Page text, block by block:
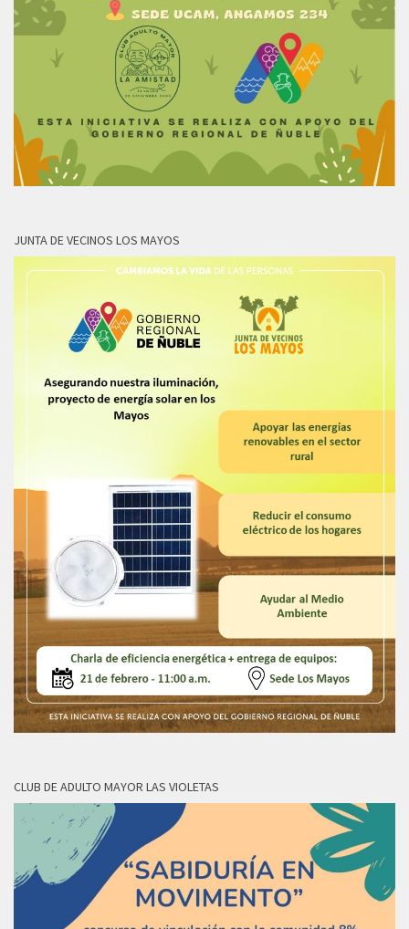
JUNTA DE VECINOS LOS MAYOS
CLUB DE ADULTO MAYOR LAS VIOLETAS